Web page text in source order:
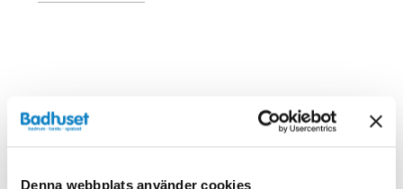
Denna webbplats använder cookies
Liknande produkter
Kampanj Kampanj